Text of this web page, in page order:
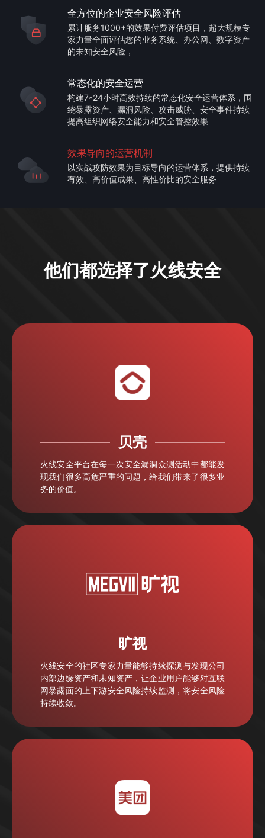
全方位的企业安全风险评估
累计服务1000+的效果付费评估项目，超大规模专
家力量全面评估您的业务系统、办公网、数字资产
的未知安全风险，
常态化的安全运营
构建7*24小时高效持续的常态化安全运营体系，围
绕暴露资产、漏洞风险、攻击威胁、安全事件持续
提高组织网络安全能力和安全管控效果
效果导向的运营机制
以实战攻防效果为目标导向的运营体系，提供持续
有效、高价值成果、高性价比的安全服务
他们都选择了火线安全
贝壳
火线安全平台在每一次安全漏洞众测活动中都能发
现我们很多高危严重的问题，给我们带来了很多业
务的价值。
旷视
火线安全的社区专家力量能够持续探测与发现公司
内部边缘资产和未知资产，让企业用户能够对互联
网暴露面的上下游安全风险持续监测，将安全⻛险
持续收敛。